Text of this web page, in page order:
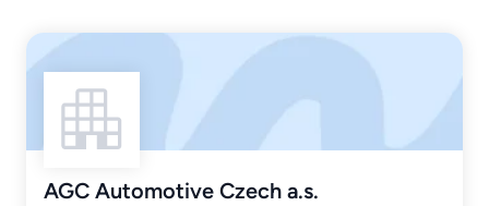
AGC Automotive Czech a.s.